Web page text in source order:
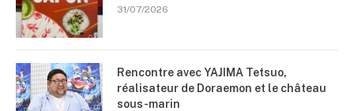
31/07/2026
Rencontre avec YAJIMA Tetsuo,
réalisateur de Doraemon et le château
sous-marin